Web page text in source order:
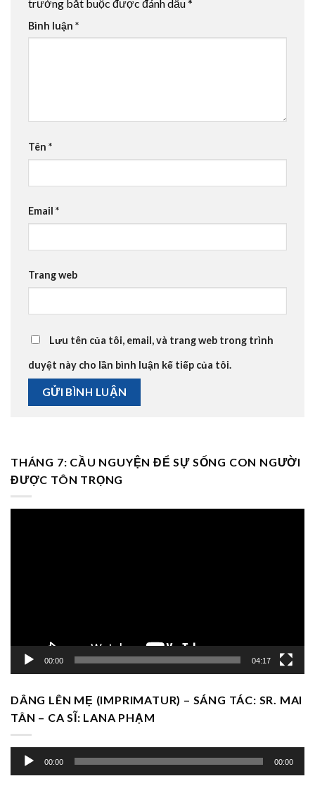
trường bắt buộc được đánh dấu*
Bình luận *
Tên *
Email *
Trang web
Lưu tên của tôi, email, và trang web trong trình
duyệt này cho lần bình luận kế tiếp của tôi.
THÁNG 7: CẦU NGUYỆN ĐỂ SỰ SỐNG CON NGƯỜI
ĐƯỢC TÔN TRỌNG
00:00 04:17
DÂNG LÊN MẸ (IMPRIMATUR) – SÁNG TÁC: SR. MAI
TÂN – CA SĨ: LANA PHẠM
Trình
chơi
00:00 00:00